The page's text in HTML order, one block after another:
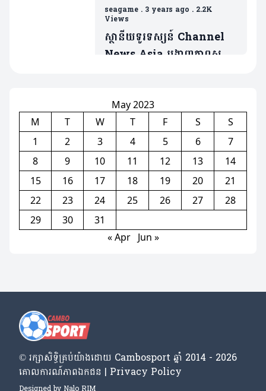
seagame . 3 years ago . 2.2K
Views
ស្ថានីយទូរទស្សន៍ Channel
News Asia បង្ហាញភាពស្ញប់
(មានវិដេអូ)
May 2023
M
T W T F S
S
1
2 3 4 5 6
7
8
9 10 11 12 13
14
15
16 17 18 19 20
21
22
23 24 25 26 27
28
29
30
31
« Apr
Jun »
© រក្សា​សិទ្ធិ​គ្រប់​យ៉ាង​ដោយ​ Cambosport ឆ្នាំ 2014 - 2026
គោលការណ៍​ភាព​ឯកជន | Privacy Policy